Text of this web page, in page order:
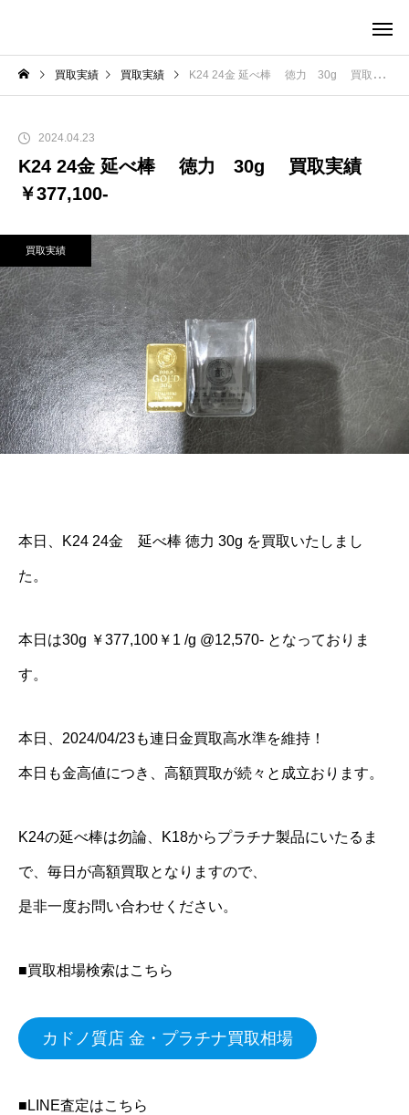
買取実績 買取実績 K24 24金 延べ棒 徳力 30g 買取実績 ￥377,100-
2024.04.23
K24 24金 延べ棒 徳力 30g 買取実績
￥377,100-
買取実績
本日、K24 24金 延べ棒 徳力 30g を買取いたしまし
た。
本日は30g ￥377,100￥1 /g @12,570- となっておりま
す。
本日、2024/04/23も連日金買取高水準を維持！
本日も金高値につき、高額買取が続々と成立おります。
K24の延べ棒は勿論、K18からプラチナ製品にいたるま
で、毎日が高額買取となりますので、
是非一度お問い合わせください。
■買取相場検索はこちら
カドノ質店 金・プラチナ買取相場
■LINE査定はこちら